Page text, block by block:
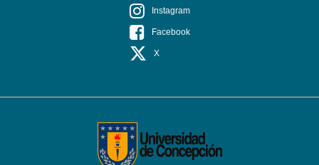
Instagram
Facebook
X